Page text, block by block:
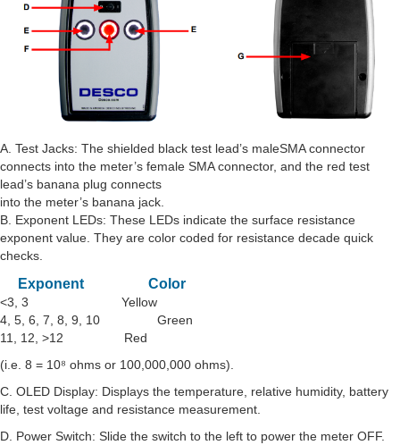
A. Test Jacks: The shielded black test lead’s maleSMA connector
connects into the meter’s female SMA connector, and the red test
lead’s banana plug connects
into the meter’s banana jack.
B. Exponent LEDs: These LEDs indicate the surface resistance
exponent value. They are color coded for resistance decade quick
checks.
Exponent Color
<3, 3 Yellow
4, 5, 6, 7, 8, 9, 10 Green
11, 12, >12 Red
(i.e. 8 = 10⁸ ohms or 100,000,000 ohms).
C. OLED Display: Displays the temperature, relative humidity, battery
life, test voltage and resistance measurement.
D. Power Switch: Slide the switch to the left to power the meter OFF.